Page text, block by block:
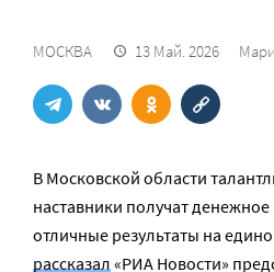
МОСКВА 13 Май. 2026
В Московской области
наставники получат
отличные результаты на
рассказал«РИА Новости»